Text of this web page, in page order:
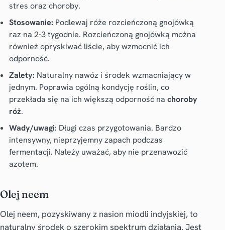
stres oraz choroby.
Stosowanie: Podlewaj róże rozcieńczoną gnojówką
raz na 2-3 tygodnie. Rozcieńczoną gnojówką można
również opryskiwać liście, aby wzmocnić ich
odporność.
Zalety: Naturalny nawóz i środek wzmacniający w
jednym. Poprawia ogólną kondycję roślin, co
przekłada się na ich większą odporność na choroby
róż.
Wady/uwagi: Długi czas przygotowania. Bardzo
intensywny, nieprzyjemny zapach podczas
fermentacji. Należy uważać, aby nie przenawozić
azotem.
Olej neem
Olej neem, pozyskiwany z nasion miodli indyjskiej, to
naturalny środek o szerokim spektrum działania. Jest